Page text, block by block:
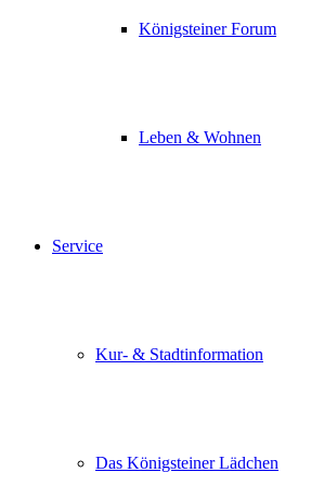
Königsteiner Forum
Leben & Wohnen
Service
Kur- & Stadtinformation
Das Königsteiner Lädchen